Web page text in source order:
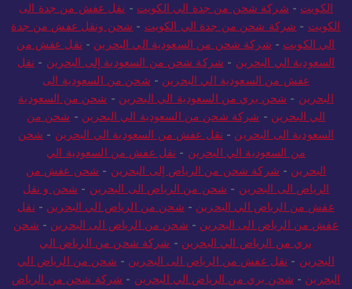
الكويت - شركة شحن من جدة الي الكويت - نقل عفش من جدة الى
الكويت - شركة شحن من جدة الي الكويت - شحن ونقل عفش من جدة
الي الكويت - شركة شحن من السعودية الي البحرين - نقل عفش من
السعودية الي البحرين - شركة شحن من السعودية إلى البحرين - نقل
عفش من السعودية الي البحرين - شحن من السعودية الى
البحرين - شحن بري من السعودية الي البحرين - شحن من السعودية
الي البحرين - شركة شحن من السعودية الي البحرين - شحن من
السعودية الى البحرين - نقل عفش من السعودية الي البحرين - شحن
من السعودية الي البحرين - نقل عفش من السعودية الي
البحرين - شركة شحن من الرياض إلى البحرين - شحن عفش من
الرياض الى البحرين - شحن من الرياض الى البحرين - شحن و نقل
عفش من الرياض الي البحرين - شحن من الرياض الي البحرين - نقل
عفش من الرياض الى البحرين - شحن من الرياض الى البحرين - شحن
بري من الرياض الي البحرين - شركة شحن من الرياض الي
البحرين - نقل عفش من الرياض الى البحرين - شحن من الرياض الي
البحرين - شحن بري من الرياض الي البحرين - شركة شحن من الرياض